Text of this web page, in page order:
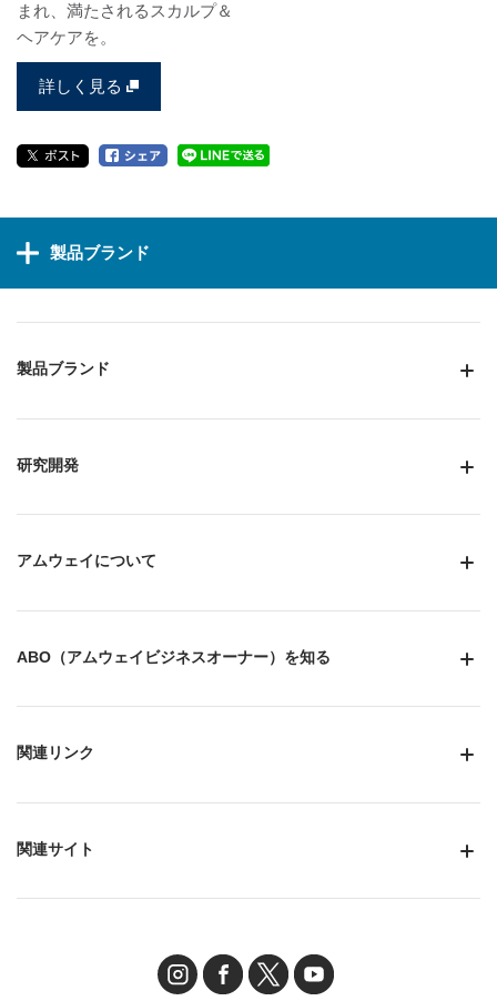
まれ、満たされるスカルプ＆
ヘアケアを。
詳しく見る
製品ブランド
製品ブランド
研究開発
アムウェイについて
ABO（アムウェイビジネスオーナー）を知る
関連リンク
関連サイト